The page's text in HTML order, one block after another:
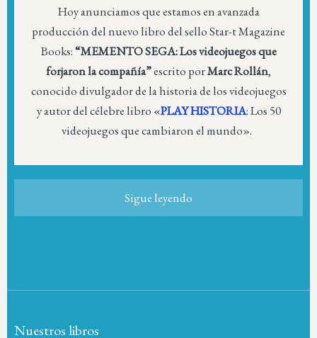
Hoy anunciamos que estamos en avanzada
producción del nuevo libro del sello Star-t Magazine
Books:“MEMENTO SEGA: Los videojuegos que
forjaron la compañía”escrito porMarc Rollán,
conocido divulgador de la historia de los videojuegos
y autor del célebre libro «PLAY HISTORIA: Los 50
videojuegos que cambiaron el mundo».
Sigue leyendo
Nuestros libros